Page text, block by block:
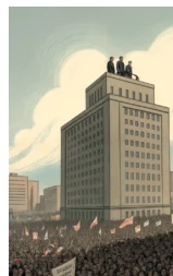
태국
인물
사회환경
반려동물
사회환경
반려동물
취미
게임
영화